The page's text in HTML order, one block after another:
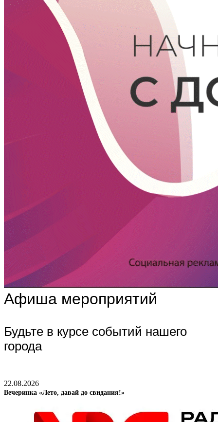
Афиша мероприятий
Будьте в курсе событий нашего
города
22.08.2026
Вечеринка «Лето, давай до свидания!»